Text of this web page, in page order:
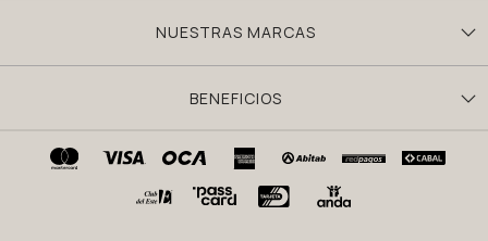
NUESTRAS MARCAS
BENEFICIOS